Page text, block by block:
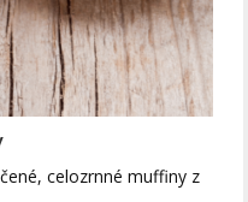
celozrnné muffiny z